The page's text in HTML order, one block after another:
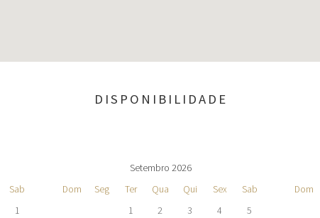
DISPONIBILIDADE
Sab
1
Setembro 2026
Dom
Seg Ter Qua Qui Sex
Sab
1
2 3 4
5
Dom